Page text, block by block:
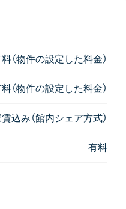
（物件の設定した料金）
（物件の設定した料金）
込み（館内シェア方式）
有料